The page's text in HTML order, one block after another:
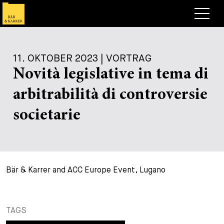
Expertise
Deals, Cases & News
Deals & Cases
Publikationen
Publikation
Karriere +
11. OKTOBER 2023 | VORTRAG
Novità legislative in tema di
arbitrabilità di controversie
societarie
Bär & Karrer and ACC Europe Event, Lugano
TAGS